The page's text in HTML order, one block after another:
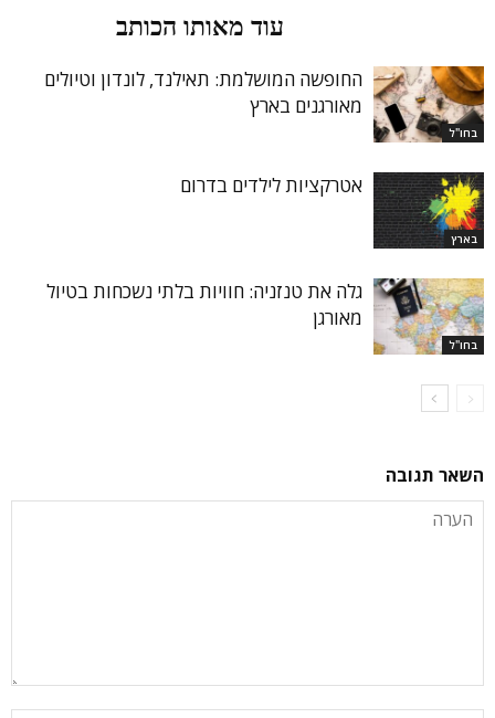
עוד מאותו הכותב
בחו"ל
החופשה המושלמת: תאילנד, לונדון וטיולים
מאורגנים בארץ
בארץ
אטרקציות לילדים בדרום
בחו"ל
גלה את טנזניה: חוויות בלתי נשכחות בטיול
מאורגן
השאר תגובה